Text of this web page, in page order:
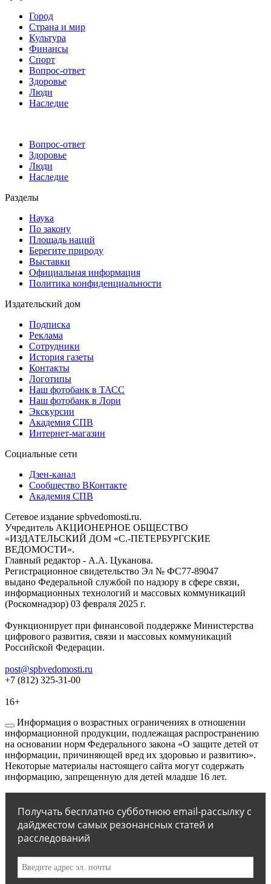
Город
Страна и мир
Культура
Финансы
Спорт
Вопрос-ответ
Здоровье
Люди
Наследие
Вопрос-ответ
Здоровье
Люди
Наследие
Разделы
Наука
По закону
Площадь наций
Берегите природу
Выставки
Официальная информация
Политика конфиденциальности
Издательский дом
Подписка
Реклама
Сотрудники
История газеты
Контакты
Логотипы
Наш фотобанк в ТАСС
Наш фотобанк в Лори
Экскурсии
Академия СПВ
Интернет-магазин
Социальные сети
Дзен-канал
Сообщество ВКонтакте
Академия СПВ
Сетевое издание spbvedomosti.ru.
Учредитель АКЦИОНЕРНОЕ ОБЩЕСТВО
«ИЗДАТЕЛЬСКИЙ ДОМ «С.-ПЕТЕРБУРГСКИЕ
ВЕДОМОСТИ».
Главный редактор - А.А. Цуканова.
Регистрационное свидетельство Эл № ФС77-89047
выдано Федеральной службой по надзору в сфере связи,
информационных технологий и массовых коммуникаций
(Роскомнадзор) 03 февраля 2025 г.
Функционирует при финансовой поддержке Министерства
цифрового развития, связи и массовых коммуникаций
Российской Федерации.
post@spbvedomosti.ru
+7 (812) 325-31-00
16+
Информация о возрастных ограничениях в отношении
информационной продукции, подлежащая распространению
на основании норм Федерального закона «О защите детей от
информации, причиняющей вред их здоровью и развитию».
Некоторые материалы настоящего сайта могут содержать
информацию, запрещенную для детей младше 16 лет.
Получать бесплатно субботнюю email-рассылку с
дайджестом самых резонансных статей и
расследований